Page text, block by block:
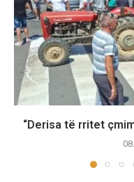
“Derisa të rritet